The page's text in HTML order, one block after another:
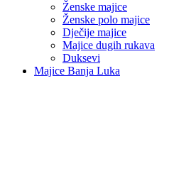
Ženske majice
Ženske polo majice
Dječije majice
Majice dugih rukava
Duksevi
Majice Banja Luka